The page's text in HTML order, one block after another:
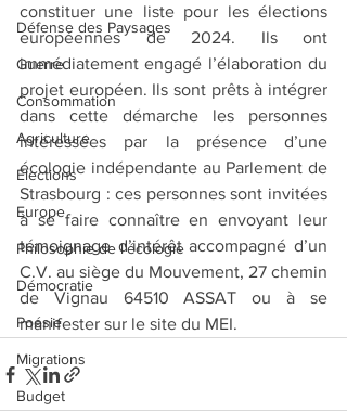
Défense des Paysages
Guerre
Consommation
Agriculture
Elections
Europe
Philosophie de l'écologie
Démocratie
Poésie
Migrations
Budget
constituer une liste pour les élections
européennes de 2024. Ils ont
immédiatement engagé l’élaboration du
projet européen. Ils sont prêts à intégrer
dans cette démarche les personnes
intéressées par la présence d’une
écologie indépendante au Parlement de
Strasbourg : ces personnes sont invitées
à se faire connaître en envoyant leur
témoignage d’intérêt accompagné d’un
C.V. au siège du Mouvement, 27 chemin
de Vignau 64510 ASSAT ou à se
manifester sur le site du MEI.